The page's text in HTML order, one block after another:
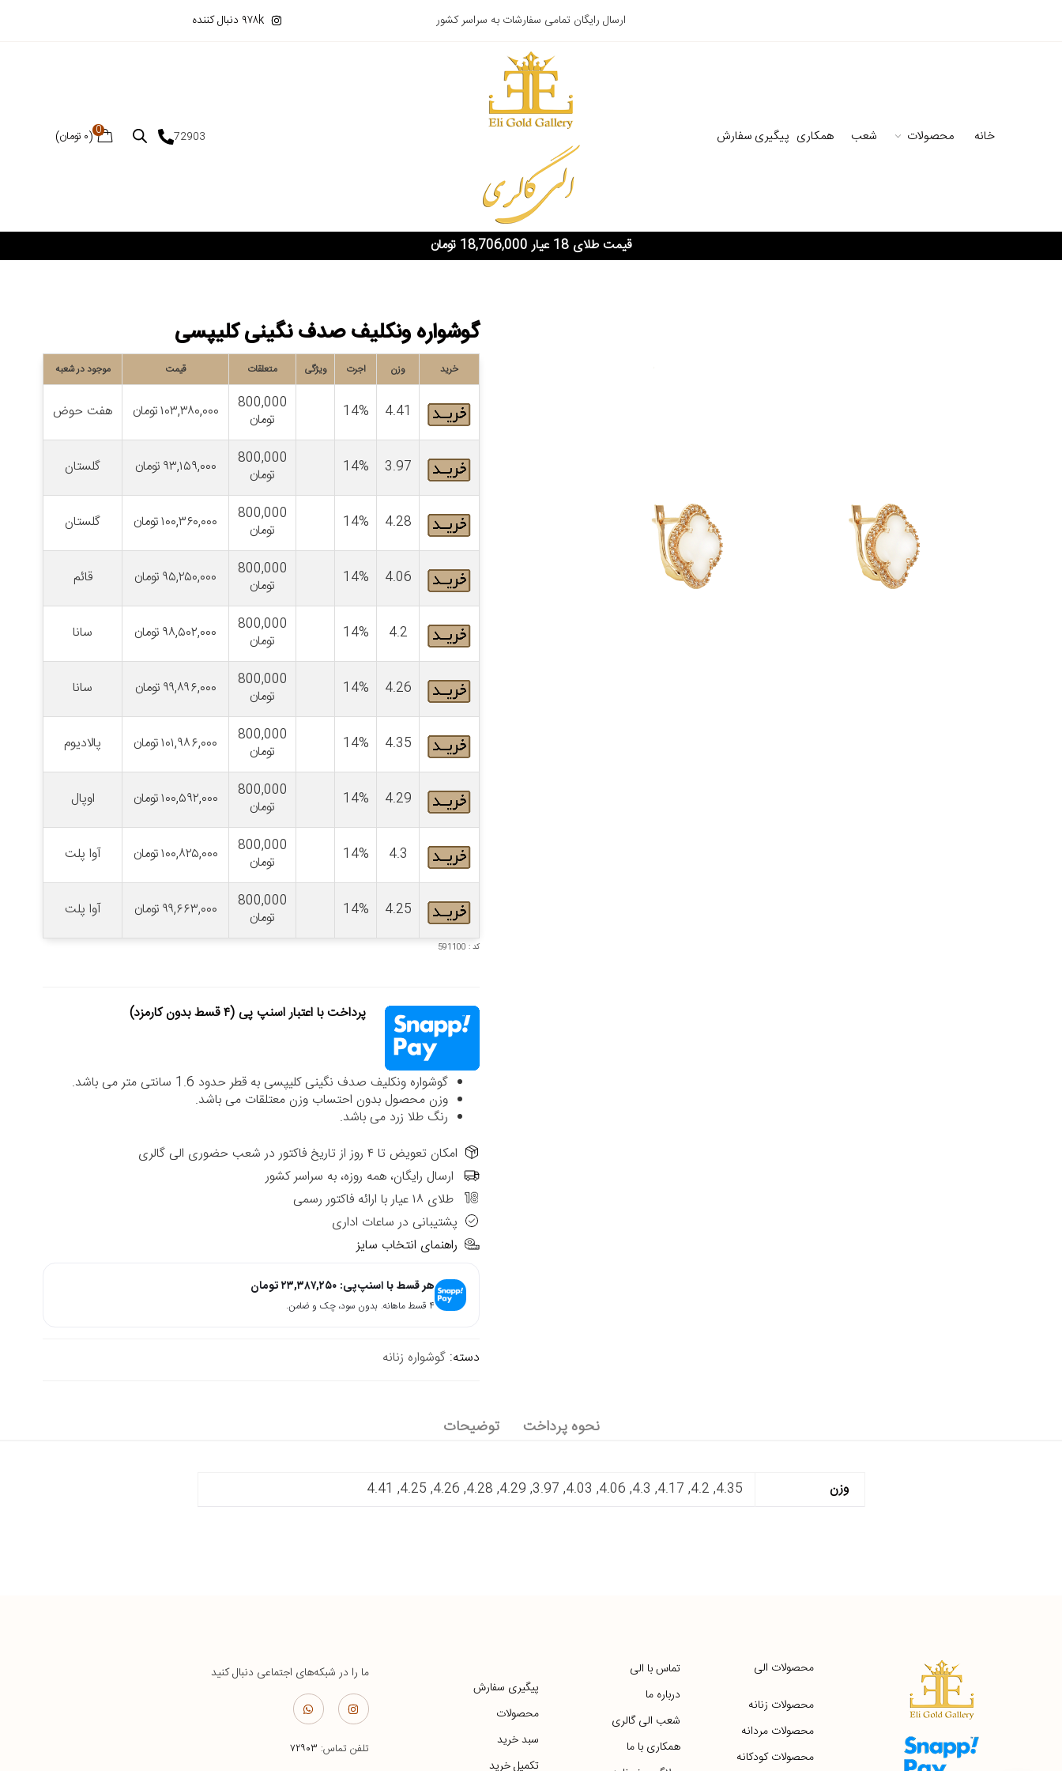
ارسال رایگان تمامی سفارشات به سراسر کشور ۹۷۸k دنبال کننده
خانه محصولات شعب همکاری پیگیری سفارش 72903
0
(۰ تومان)
قیمت طلای 18 عیار 18,706,000 تومان
گوشواره ونکلیف صدف نگینی کلیپسی
خرید وزن اجرت ویژگی متعلقات قیمت موجود در شعبه
4.41
14%
800,000
تومان
۱۰۳,۳۸۰,۰۰۰تومان هفت حوض
3.97
14%
800,000
تومان
۹۳,۱۵۹,۰۰۰تومان گلستان
4.28
14%
800,000
تومان
۱۰۰,۳۶۰,۰۰۰تومان گلستان
4.06
14%
800,000
تومان
۹۵,۲۵۰,۰۰۰تومان قائم
4.2
14%
800,000
تومان
۹۸,۵۰۲,۰۰۰تومان سانا
4.26
14%
800,000
تومان
۹۹,۸۹۶,۰۰۰تومان سانا
4.35
14%
800,000
تومان
۱۰۱,۹۸۶,۰۰۰تومان پالادیوم
4.29
14%
800,000
تومان
۱۰۰,۵۹۲,۰۰۰تومان اوپال
4.3
14%
800,000
تومان
۱۰۰,۸۲۵,۰۰۰تومان آوا پلت
4.25
14%
800,000
تومان
۹۹,۶۶۳,۰۰۰تومان آوا پلت
کد : 591100
پرداخت با اعتبار اسنپ پی (۴ قسط بدون کارمزد)
گوشواره ونکلیف صدف نگینی کلیپسی به قطر حدود 1.6 سانتی متر می باشد.
وزن محصول بدون احتساب وزن معتلقات می باشد.
رنگ طلا زرد می باشد.
امکان تعویض تا ۴ روز از تاریخ فاکتور در شعب حضوری الی گالری
ارسال رایگان، همه روزه، به سراسر کشور
طلای ۱۸ عیار با ارائه فاکتور رسمی
پشتیبانی در ساعات اداری
راهنمای انتخاب سایز
هر قسط با اسنپ‌پی: ۲۳,۳۸۷,۲۵۰تومان
۴ قسط ماهانه. بدون سود، چک و ضامن.
دسته: گوشواره زنانه
نحوه پرداخت توضیحات
وزن 4.35, 4.2, 4.17, 4.3, 4.06, 4.03, 3.97, 4.29, 4.28, 4.26, 4.25, 4.41
محصولات الی
محصولات زنانه
محصولات مردانه
محصولات کودکانه
تماس با الی
درباره ما
شعب الی گالری
همکاری با ما
پیگیری سفارش
محصولات
سبد خرید
تکمیل خرید
ما را در شبکه‌های اجتماعی دنبال کنید
تلفن تماس: ۷۲۹۰۳